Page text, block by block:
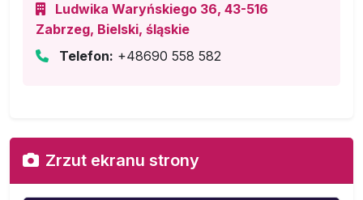
Ludwika Waryńskiego 36, 43-516
Zabrzeg, Bielski, śląskie
Telefon: +48690 558 582
Zrzut ekranu strony